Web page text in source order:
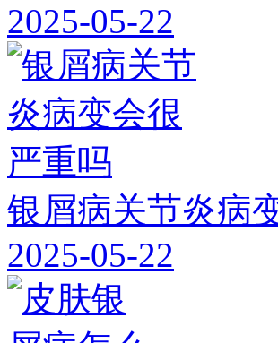
2025-05-22
银屑病关节炎病
2025-05-22